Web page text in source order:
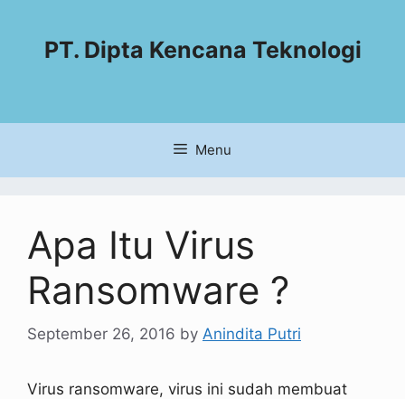
PT. Dipta Kencana Teknologi
Menu
Apa Itu Virus
Ransomware ?
September 26, 2016 by Anindita Putri
Virus ransomware, virus ini sudah membuat